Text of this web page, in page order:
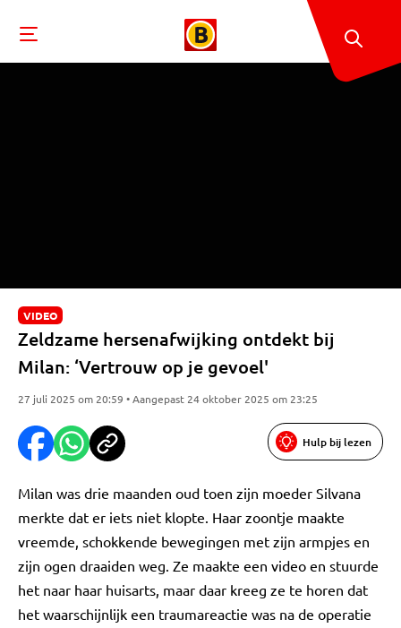
VIDEO
Zeldzame hersenafwijking ontdekt bij
Milan: ‘Vertrouw op je gevoel'
27 juli 2025 om 20:59 • Aangepast 24 oktober 2025 om 23:25
Hulp bij lezen
Milan was drie maanden oud toen zijn moeder Silvana
merkte dat er iets niet klopte. Haar zoontje maakte
vreemde, schokkende bewegingen met zijn armpjes en
zijn ogen draaiden weg. Ze maakte een video en stuurde
het naar haar huisarts, maar daar kreeg ze te horen dat
het waarschijnlijk een traumareactie was na de operatie